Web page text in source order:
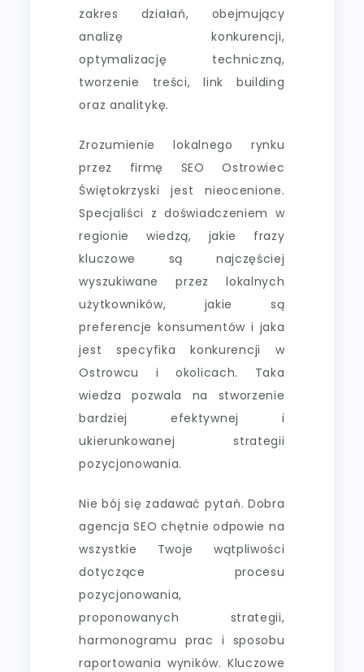
zakres działań, obejmujący
analizę konkurencji,
optymalizację techniczną,
tworzenie treści, link building
oraz analitykę.
Zrozumienie lokalnego rynku
przez firmę SEO Ostrowiec
Świętokrzyski jest nieocenione.
Specjaliści z doświadczeniem w
regionie wiedzą, jakie frazy
kluczowe są najczęściej
wyszukiwane przez lokalnych
użytkowników, jakie są
preferencje konsumentów i jaka
jest specyfika konkurencji w
Ostrowcu i okolicach. Taka
wiedza pozwala na stworzenie
bardziej efektywnej i
ukierunkowanej strategii
pozycjonowania.
Nie bój się zadawać pytań. Dobra
agencja SEO chętnie odpowie na
wszystkie Twoje wątpliwości
dotyczące procesu
pozycjonowania,
proponowanych strategii,
harmonogramu prac i sposobu
raportowania wyników. Kluczowe